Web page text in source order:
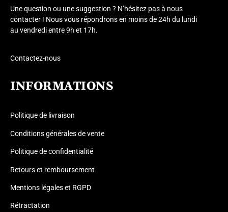
Une question ou une suggestion ? N’hésitez pas à nous
contacter ! Nous vous répondrons en moins de 24h du lundi
au vendredi entre 9h et 17h.
Contactez-nous
INFORMATIONS
Politique de livraison
Conditions générales de vente
Politique de confidentialité
Retours et remboursement
Mentions légales et RGPD
Rétractation